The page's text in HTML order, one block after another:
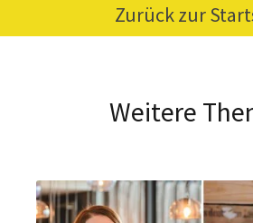
Zurück zur
Weitere